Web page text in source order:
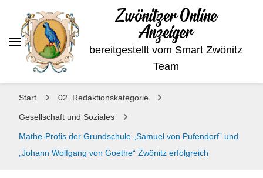
Zwönitzer Online
Anzeiger
bereitgestellt vom Smart Zwönitz
Team
Start 02_Redaktionskategorie
Gesellschaft und Soziales
Mathe-Profis der Grundschule „Samuel von Pufendorf” und
„Johann Wolfgang von Goethe“ Zwönitz erfolgreich